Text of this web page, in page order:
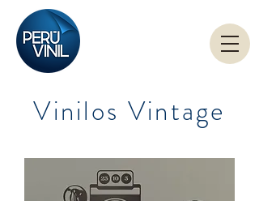
Vinilos Vintage